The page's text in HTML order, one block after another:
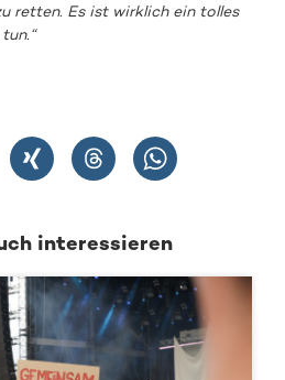
retten. Es ist wirklich ein tolles
interessieren